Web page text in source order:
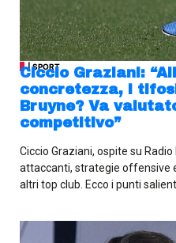
| SPORT
Ciccio Graziani:
concretezza, i
Bruyne? Va
competitivo”
Ciccio Graziani, ospite su
attaccanti, strategie offensive
altri top club. Ecco i punti